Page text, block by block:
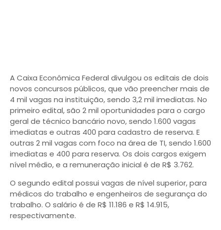
A Caixa Econômica Federal divulgou os editais de dois
novos concursos públicos, que vão preencher mais de
4 mil vagas na instituição, sendo 3,2 mil imediatas. No
primeiro edital, são 2 mil oportunidades para o cargo
geral de técnico bancário novo, sendo 1.600 vagas
imediatas e outras 400 para cadastro de reserva. E
outras 2 mil vagas com foco na área de TI, sendo 1.600
imediatas e 400 para reserva. Os dois cargos exigem
nível médio, e a remuneração inicial é de R$ 3.762.
O segundo edital possui vagas de nível superior, para
médicos do trabalho e engenheiros de segurança do
trabalho. O salário é de R$ 11.186 e R$ 14.915,
respectivamente.